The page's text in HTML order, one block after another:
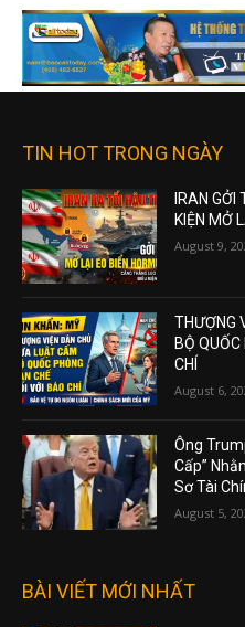
TIN HOT TRONG NGÀY
IRAN
KIỆN MỞ
August 9,
THƯỢNG
BỘ
CHÍ
August 6,
Ông
Cấp”
Sơ Tài
August 5,
BÀI VIẾT MỚI NHẤT